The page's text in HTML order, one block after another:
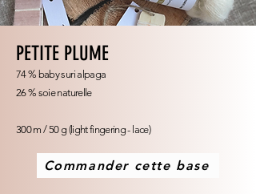
PETITE PLUME
74 % baby suri alpaga
26 % soie naturelle
300 m / 50 g (light fingering - lace)
Commander cette base